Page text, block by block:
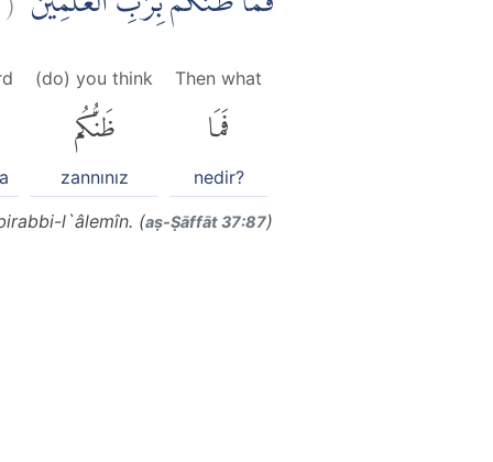
Then what
فَمَا
nedir?
(do) you think
ظَنُّكُم
zannınız
l`âlemîn. (aṣ-Ṣāffāt 37:87)